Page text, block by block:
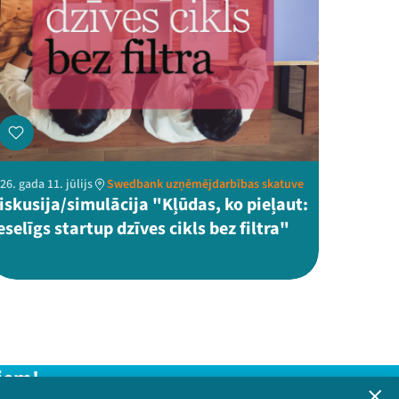
gada 11. jūlijs Swedbank uzņēmējdarbības skatuve
simulācija "Kļūdas, ko pieļaut:
startup dzīves cikls bez filtra"